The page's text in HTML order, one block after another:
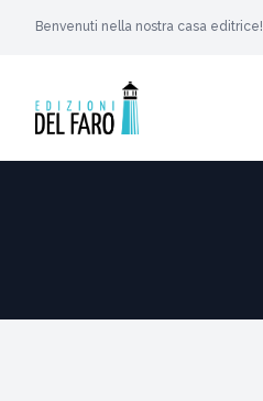
Benvenuti nella nostra casa editrice!